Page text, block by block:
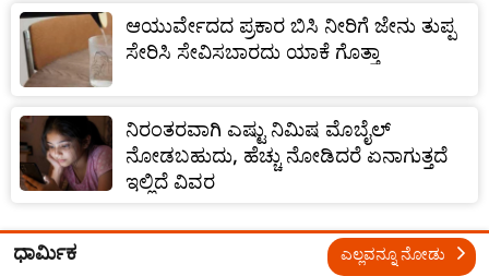
ಆಯುರ್ವೇದದ ಪ್ರಕಾರ ಬಿಸಿ ನೀರಿಗೆ ಜೇನು ತುಪ್ಪ
ಸೇರಿಸಿ ಸೇವಿಸಬಾರದು ಯಾಕೆ ಗೊತ್ತಾ
ನಿರಂತರವಾಗಿ ಎಷ್ಟು ನಿಮಿಷ ಮೊಬೈಲ್
ನೋಡಬಹುದು, ಹೆಚ್ಚು ನೋಡಿದರೆ ಏನಾಗುತ್ತದೆ
ಇಲ್ಲಿದೆ ವಿವರ
ಧಾರ್ಮಿಕ ಎಲ್ಲವನ್ನೂ ನೋಡು